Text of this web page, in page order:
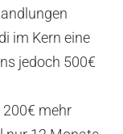
im Kern eine
jedoch 500€
mehr